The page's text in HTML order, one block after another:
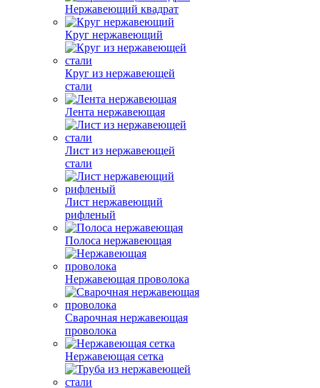
Нержавеющий квадрат
Круг нержавеющий
Круг из нержавеющей
стали
Лента нержавеющая
Лист из нержавеющей
стали
Лист нержавеющий
рифленый
Полоса нержавеющая
Нержавеющая проволока
Сварочная нержавеющая
проволока
Нержавеющая сетка